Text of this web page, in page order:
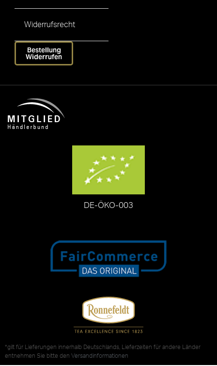
Widerrufsrecht
Bestellung
Widerrufen
DE-ÖKO-003
*gilt für Lieferungen innerhalb Deutschlands, Lieferzeiten für andere Länder
entnehmen Sie bitte den Versandinformationen